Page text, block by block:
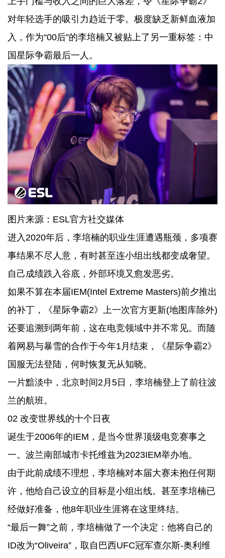
对年轻选手的吸引力趋近于零。极度缺乏新鲜血液加
入，作为“00后”的李培楠又被贴上了另一重标签：中
国星际争霸最后一人。
图片来源：ESL官方社交媒体
进入2020年后，李培楠的职业生涯遭遇瓶颈，多项赛
事结果不尽人意，有时甚至连小组出线都变成奢望。
自己成绩跌入谷底，外部环境又愈发恶劣。
如果不算在本届IEM(Intel Extreme Masters)前夕推出
的补丁，《星际争霸2》上一次官方更新(地图库除外)
还要追溯到两年前，这在电竞领域中并不常见。而随
着网易与暴雪的合作于今年1月结束，《星际争霸2》
国服无法登陆，何时恢复无从知晓。
一片黯淡中，北京时间2月5日，李培楠登上了前往波
兰的航班。
02 改变世界线的十个日夜
诞生于2006年的IEM，是当今世界顶级电竞赛事之
一。波兰南部城市卡托维兹为2023IEM举办地。
由于此前成绩不理想，李培楠对本届大赛未抱任何期
许，他给自己设立的目标是小组出线。甚至李培楠已
经做好准备，他8年职业生涯将在这里终结。
“最后一舞”之前，李培楠做了一个决定：他将自己的
ID改为“Oliveira”，取自巴西UFC冠军查尔斯-奥利维